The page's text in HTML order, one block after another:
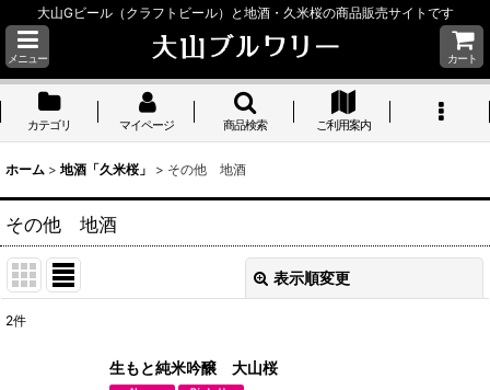
大山Gビール（クラフトビール）と地酒・久米桜の商品販売サイトです
メニュー カート
カテゴリ マイページ 商品検索 ご利用案内
ホーム > 地酒「久米桜」 > その他 地酒
その他 地酒
表示順変更
2件
生もと純米吟醸 大山桜